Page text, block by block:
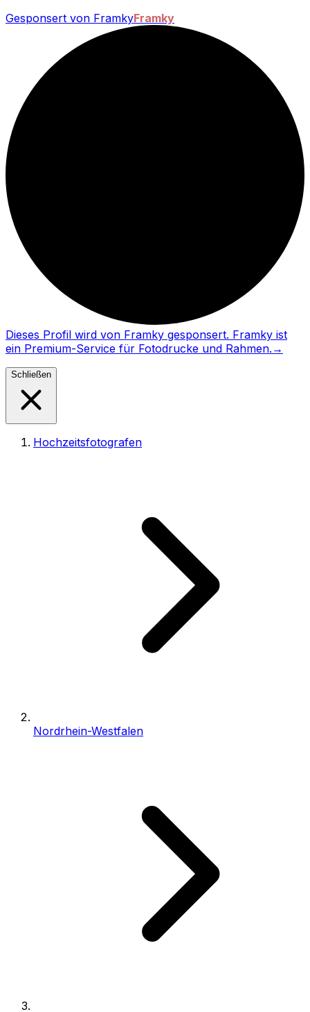
Gesponsert von FramkyFramky
Dieses Profil wird von Framky gesponsert. Framky ist
ein Premium-Service für Fotodrucke und Rahmen. →
Schließen
Hochzeitsfotografen
Nordrhein-Westfalen